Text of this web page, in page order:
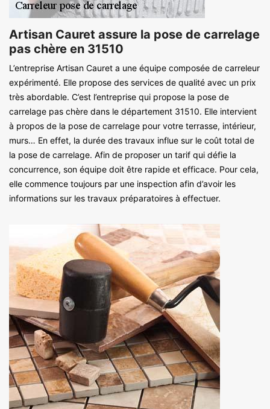
Artisan Cauret assure la pose de carrelage
pas chère en 31510
L’entreprise Artisan Cauret a une équipe composée de carreleur
expérimenté. Elle propose des services de qualité avec un prix
très abordable. C’est l’entreprise qui propose la pose de
carrelage pas chère dans le département 31510. Elle intervient
à propos de la pose de carrelage pour votre terrasse, intérieur,
murs… En effet, la durée des travaux influe sur le coût total de
la pose de carrelage. Afin de proposer un tarif qui défie la
concurrence, son équipe doit être rapide et efficace. Pour cela,
elle commence toujours par une inspection afin d’avoir les
informations sur les travaux préparatoires à effectuer.